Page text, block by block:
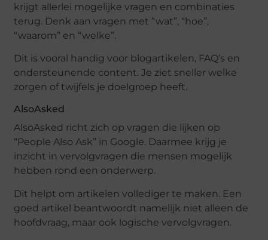
krijgt allerlei mogelijke vragen en combinaties
terug. Denk aan vragen met “wat”, “hoe”,
“waarom” en “welke”.
Dit is vooral handig voor blogartikelen, FAQ’s en
ondersteunende content. Je ziet sneller welke
zorgen of twijfels je doelgroep heeft.
AlsoAsked
AlsoAsked richt zich op vragen die lijken op
“People Also Ask” in Google. Daarmee krijg je
inzicht in vervolgvragen die mensen mogelijk
hebben rond een onderwerp.
Dit helpt om artikelen vollediger te maken. Een
goed artikel beantwoordt namelijk niet alleen de
hoofdvraag, maar ook logische vervolgvragen.